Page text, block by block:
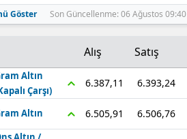
Göster Son Güncellenme: 06 Ağustos 09:40
Alış Satış
Altın
Çarşı)
6.387,11 6.393,24
Altın 6.505,91 6.506,76